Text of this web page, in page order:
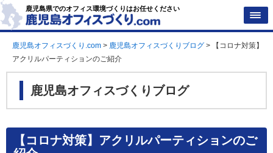
鹿児島県でのオフィス環境づくりはお任せください
鹿児島オフィスづくり.com > 鹿児島オフィスづくりブログ >
【コロナ対策】
アクリルパーティションのご紹介
鹿児島オフィスづくりブログ
【コロナ対策】アクリルパーティションのご